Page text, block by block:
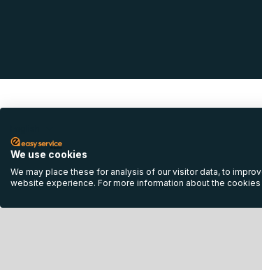
Όροι Χρήσης
We use cookies
We may place these for analysis of our visitor data, to
website experience. For more information about the